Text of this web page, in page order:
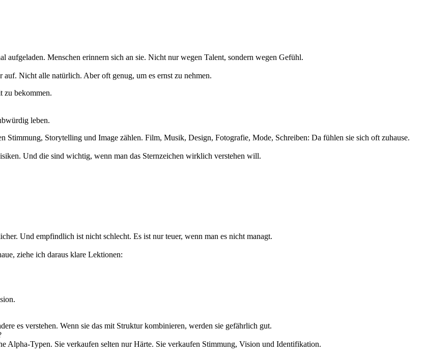
aufgeladen. Menschen erinnern sich an sie. Nicht nur wegen Talent, sondern wegen Gefühl.
Nicht alle natürlich. Aber oft genug, um es ernst zu nehmen.
zu bekommen.
leben.
Stimmung, Storytelling und Image zählen. Film, Musik, Design, Fotografie, Mode, Schreiben: Da fühlen sie sich oft zuhause.
Und die sind wichtig, wenn man das Sternzeichen wirklich verstehen will.
Und empfindlich ist nicht schlecht. Es ist nur teuer, wenn man es nicht managt.
ziehe ich daraus klare Lektionen:
es verstehen. Wenn sie das mit Struktur kombinieren, werden sie gefährlich gut.
Alpha-Typen. Sie verkaufen selten nur Härte. Sie verkaufen Stimmung, Vision und Identifikation.